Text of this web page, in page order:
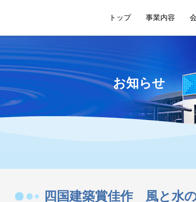
トップ 事業内容
お知らせ
四国建築賞佳作 風と水